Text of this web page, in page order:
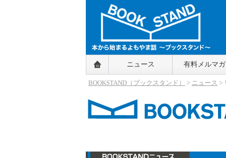
BOOKSTAND（ブックスタンド）
～本から始まるよもやま話～
BOOKSTAND（ブ
ニュース 有料メルマガ
BOOKSTAND（ブックスタンド） > ニュース >